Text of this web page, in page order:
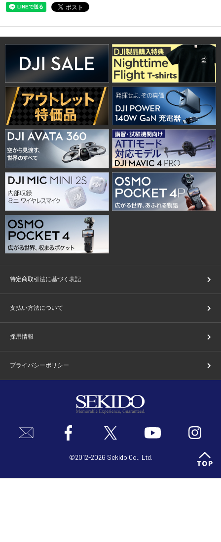
特定商取引法に基づく表記
支払い方法について
採用情報
プライバシーポリシー
©2012-2026 Sekido Co., Ltd.